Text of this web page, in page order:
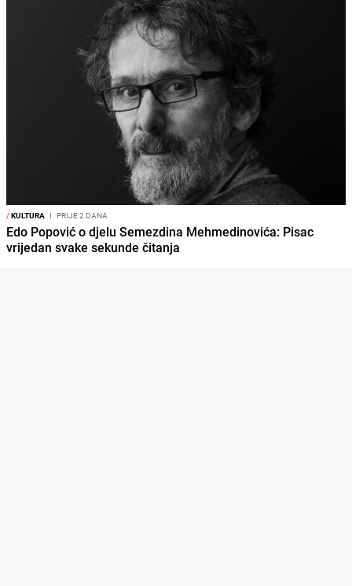
/KULTURA I PRIJE 2 DANA
Edo Popović o djelu Semezdina Mehmedinovića: Pisac
vrijedan svake sekunde čitanja